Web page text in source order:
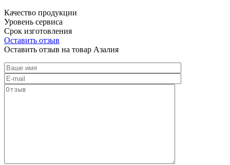
Качество продукции
Уровень сервиса
Срок изготовления
Оставить отзыв
Оставить отзыв на товар Азалия